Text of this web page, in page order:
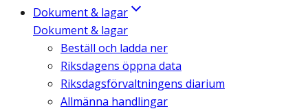
Dokument & lagar
Dokument & lagar
Beställ och ladda ner
Riksdagens öppna data
Riksdagsförvaltningens diarium
Allmänna handlingar